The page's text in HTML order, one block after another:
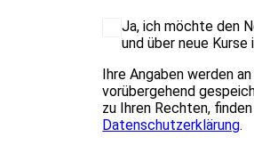
Ja, ich möchte den
und über neue
Ihre Angaben werden
vorübergehend
zu Ihren Rechten,
Datenschutzerklärung.